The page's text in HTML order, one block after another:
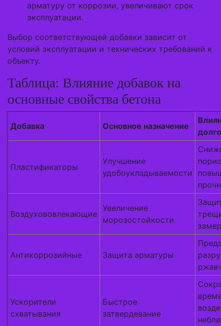
арматуру от коррозии, увеличивают срок
эксплуатации.
Выбор соответствующей добавки зависит от
условий эксплуатации и технических требований к
объекту.
Таблица: Влияние добавок на
основные свойства бетона
Добавка Основное назначение
Пластификаторы
Улучшение
удобоукладываемости
Воздухововлекающие
Увеличение
морозостойкости
Антикоррозийные Защита арматуры
Ускорители
схватывания
Быстрое
затвердевание